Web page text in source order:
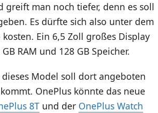
greift man noch tiefer, denn es soll
Es dürfte sich also unter dem
Ein 6,5 Zoll großes Display
RAM und 128 GB Speicher.
Model soll dort angeboten
OnePlus könnte das neue
8Tund der OnePlus Watch